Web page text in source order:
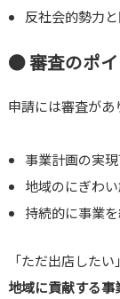
反社会的勢力
● 審査のポ
申請には審査があ
事業計画の実
地域のにぎわ
持続的に事業
「ただ出店した
地域に貢献する